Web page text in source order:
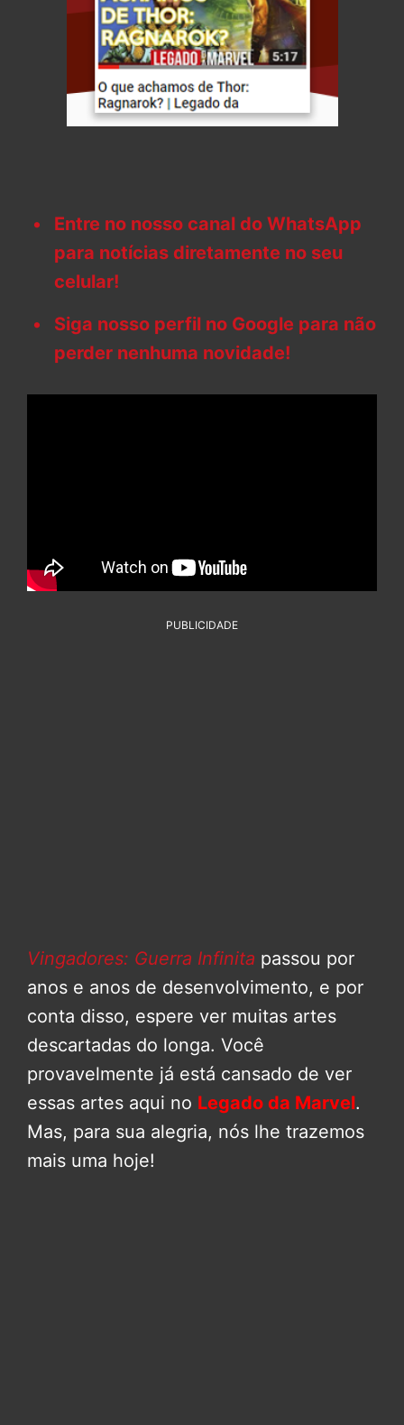
Entre no nosso canal do WhatsApp
para notícias diretamente no seu
celular!
Siga nosso perfil no Google para não
perder nenhuma novidade!
PUBLICIDADE
Vingadores: Guerra Infinita passou por
anos e anos de desenvolvimento, e por
conta disso, espere ver muitas artes
descartadas do longa. Você
provavelmente já está cansado de ver
essas artes aqui no Legado da Marvel.
Mas, para sua alegria, nós lhe trazemos
mais uma hoje!